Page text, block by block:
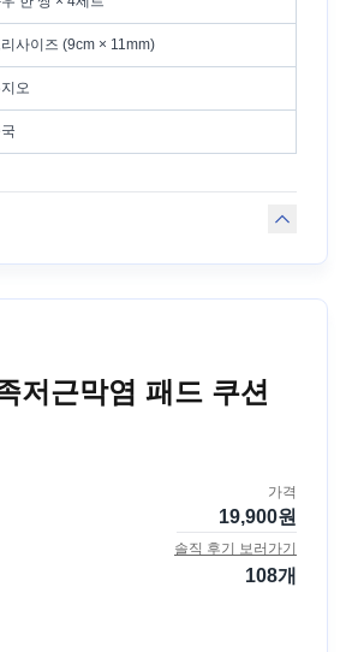
사이즈 (9cm × 11mm)
오
저근막염 패드 쿠션
가격
19,900원
솔직 후기 보러가기
108개